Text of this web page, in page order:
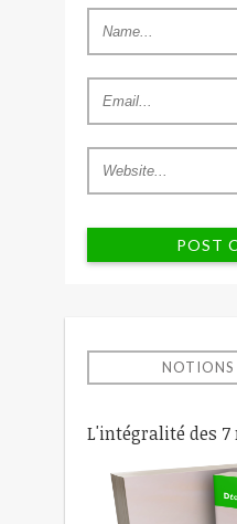
NOTIONS
L'intégralité des